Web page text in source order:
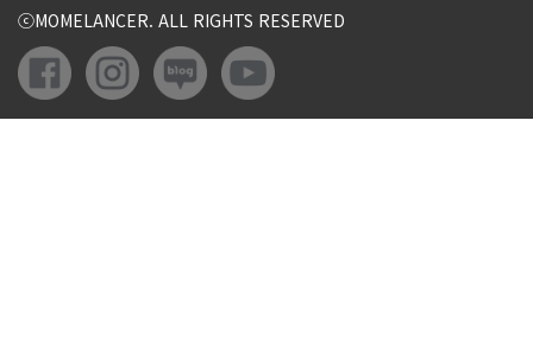
ⓒMOMELANCER. ALL RIGHTS RESERVED